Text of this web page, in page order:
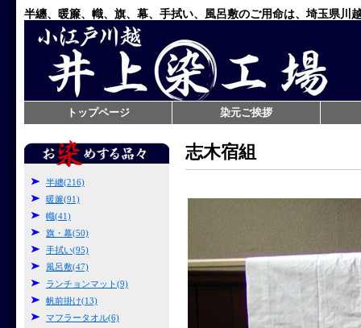
半纏、暖簾、幟、旗、幕、手拭い、風呂敷のご用命は、埼玉県
トップページ 染元ご挨拶
志木宿組
半纏(216)
暖簾(91)
幟(41)
旗・幕(50)
手拭い(95)
風呂敷(47)
ランチョンマット(9)
帆前掛け(13)
マフラータオル(6)